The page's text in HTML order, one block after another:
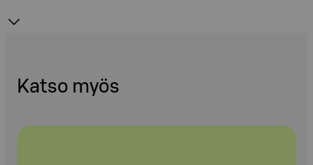
Katso myös